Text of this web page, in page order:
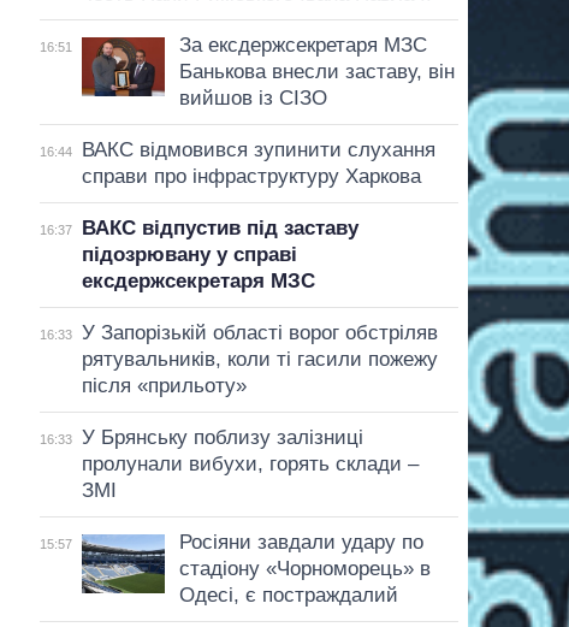
16:51
За ексдержсекретаря МЗС
Банькова внесли заставу, він
вийшов із СІЗО
16:44
ВАКС відмовився зупинити слухання
справи про інфраструктуру Харкова
16:37
ВАКС відпустив під заставу
підозрювану у справі
ексдержсекретаря МЗС
16:33
У Запорізькій області ворог обстріляв
рятувальників, коли ті гасили пожежу
після «прильоту»
16:33
У Брянську поблизу залізниці
пролунали вибухи, горять склади –
ЗМІ
15:57
Росіяни завдали удару по
стадіону «Чорноморець» в
Одесі, є постраждалий